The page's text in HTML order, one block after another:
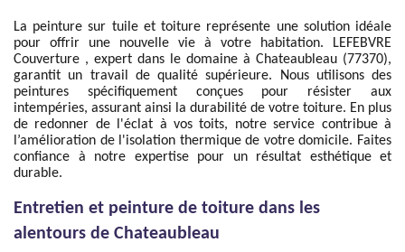
La peinture sur tuile et toiture représente une solution idéale
pour offrir une nouvelle vie à votre habitation. LEFEBVRE
Couverture , expert dans le domaine à Chateaubleau (77370),
garantit un travail de qualité supérieure. Nous utilisons des
peintures spécifiquement conçues pour résister aux
intempéries, assurant ainsi la durabilité de votre toiture. En plus
de redonner de l'éclat à vos toits, notre service contribue à
l’amélioration de l'isolation thermique de votre domicile. Faites
confiance à notre expertise pour un résultat esthétique et
durable.
Entretien et peinture de toiture dans les
alentours de Chateaubleau